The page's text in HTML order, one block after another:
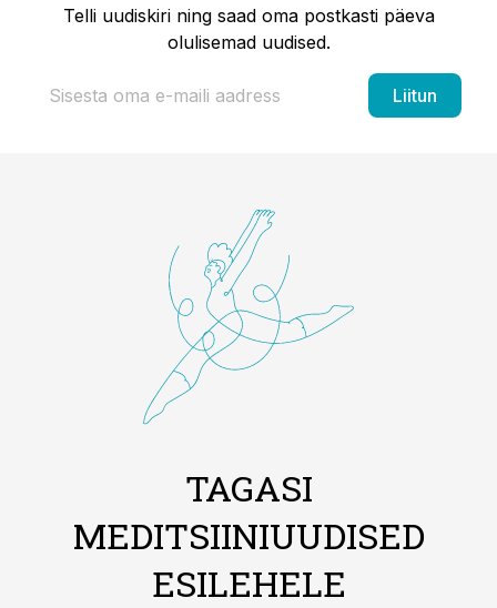
Telli uudiskiri ning saad oma postkasti päeva
olulisemad uudised.
Liitun
TAGASI
MEDITSIINIUUDISED
ESILEHELE